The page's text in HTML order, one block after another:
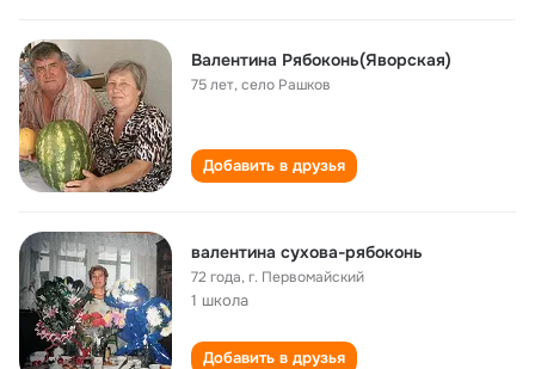
Валентина Рябоконь(Яворская)
75 лет,село Рашков
Добавить в друзья
валентина сухова-рябоконь
72 года,г. Первомайский
1 школа
Добавить в друзья